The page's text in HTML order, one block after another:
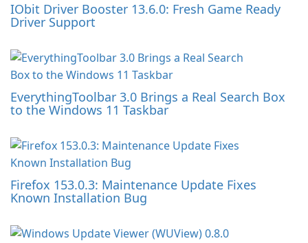
IObit Driver Booster 13.6.0: Fresh Game Ready
Driver Support
EverythingToolbar 3.0 Brings a Real Search Box
to the Windows 11 Taskbar
Firefox 153.0.3: Maintenance Update Fixes
Known Installation Bug